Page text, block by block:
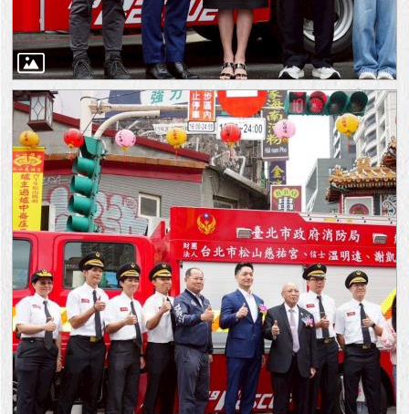
站
資
料
開
放
宣
告
隱
私
權
及
資
訊
安
全
政
策
RSS